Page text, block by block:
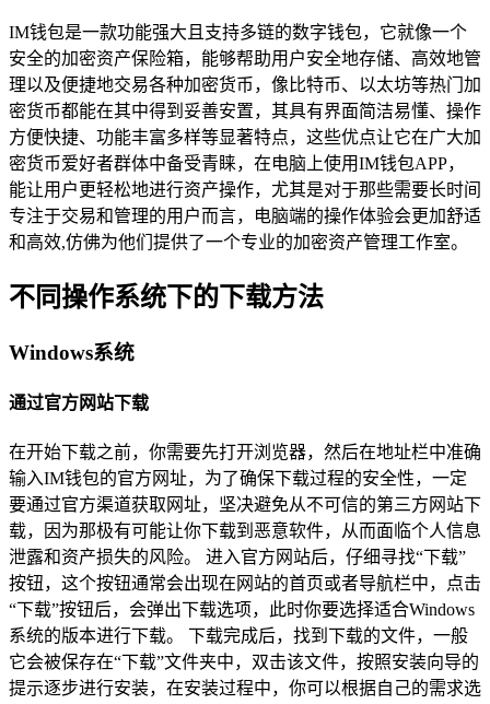
IM钱包是一款功能强大且支持多链的数字钱包，它就像一个
安全的加密资产保险箱，能够帮助用户安全地存储、高效地管
理以及便捷地交易各种加密货币，像比特币、以太坊等热门加
密货币都能在其中得到妥善安置，其具有界面简洁易懂、操作
方便快捷、功能丰富多样等显著特点，这些优点让它在广大加
密货币爱好者群体中备受青睐，在电脑上使用IM钱包APP，
能让用户更轻松地进行资产操作，尤其是对于那些需要长时间
专注于交易和管理的用户而言，电脑端的操作体验会更加舒适
和高效,仿佛为他们提供了一个专业的加密资产管理工作室。
不同操作系统下的下载方法
Windows系统
通过官方网站下载
在开始下载之前，你需要先打开浏览器，然后在地址栏中准确
输入IM钱包的官方网址，为了确保下载过程的安全性，一定
要通过官方渠道获取网址，坚决避免从不可信的第三方网站下
载，因为那极有可能让你下载到恶意软件，从而面临个人信息
泄露和资产损失的风险。 进入官方网站后，仔细寻找“下载”
按钮，这个按钮通常会出现在网站的首页或者导航栏中，点击
“下载”按钮后，会弹出下载选项，此时你要选择适合Windows
系统的版本进行下载。 下载完成后，找到下载的文件，一般
它会被保存在“下载”文件夹中，双击该文件，按照安装向导的
提示逐步进行安装，在安装过程中，你可以根据自己的需求选